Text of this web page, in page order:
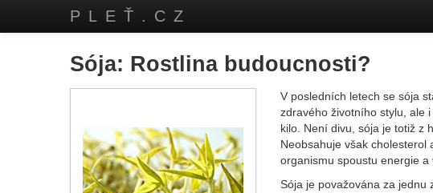
PLEŤ.CZ
Sója: Rostlina budoucnosti?
V posledních letech se sója
zdravého životního stylu, ale
kilo. Není divu, sója je totiž z
Neobsahuje však cholesterol
organismu spoustu energie a
Sója je považována za jednu